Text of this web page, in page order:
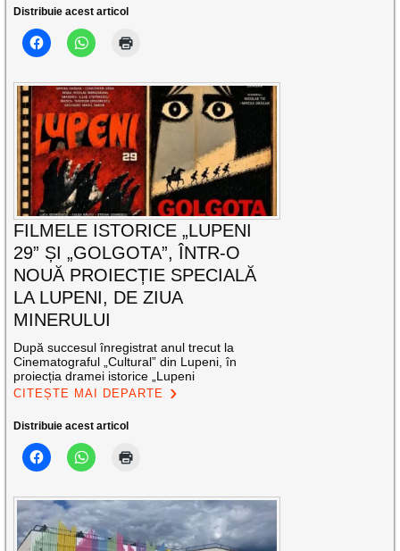
Distribuie acest articol
FILMELE ISTORICE „LUPENI
29” ȘI „GOLGOTA”, ÎNTR-O
NOUĂ PROIECȚIE SPECIALĂ
LA LUPENI, DE ZIUA
MINERULUI
După succesul înregistrat anul trecut la
Cinematograful „Cultural” din Lupeni, în
proiecția dramei istorice „Lupeni
CITEȘTE MAI DEPARTE
Distribuie acest articol